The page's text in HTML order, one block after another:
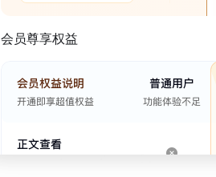
会员尊享权益